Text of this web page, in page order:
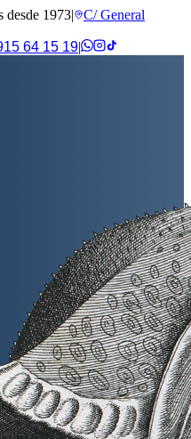
desde 1973|
C/ General
64 15 19|